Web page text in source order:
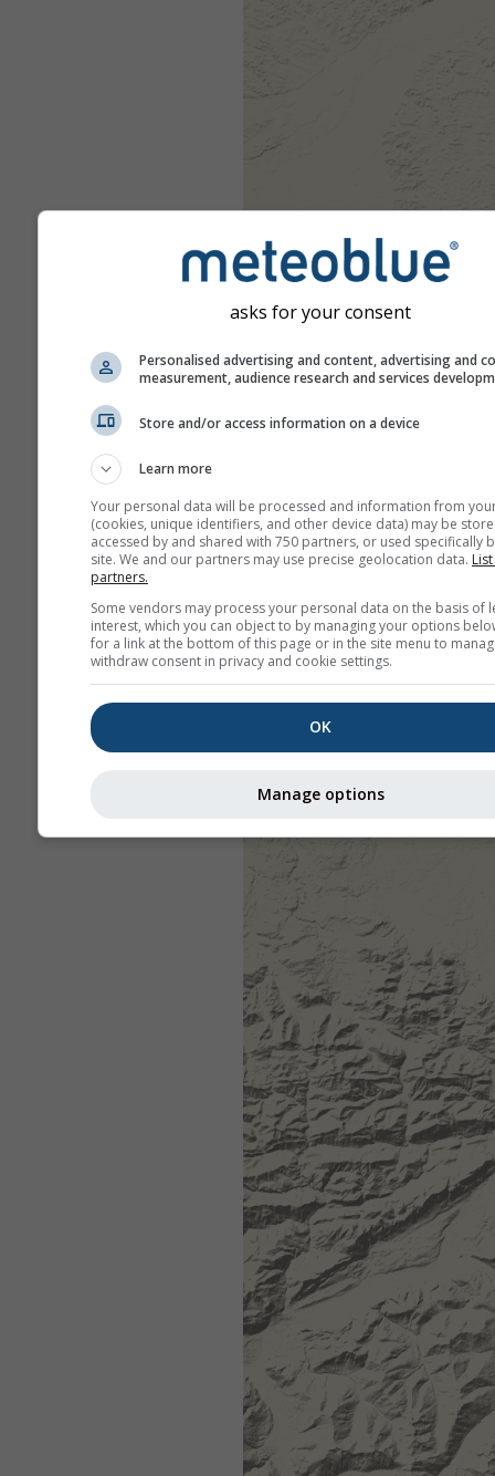
asks for your consent
Personalised advertising and content, advertising and
measurement, audience research and services
Store and/or access information on a device
Learn more
Your personal data will be processed and information from
(cookies, unique identifiers, and other device data) may be
accessed by and shared with 750 partners, or used specifically
site. We and our partners may use precise geolocation data.
partners.
Some vendors may process your personal data on the basis of
interest, which you can object to by managing your options
for a link at the bottom of this page or in the site menu to
withdraw consent in privacy and cookie settings.
OK
Manage options